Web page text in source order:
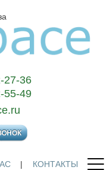
27-36
55-49
| КОНТАКТЫ